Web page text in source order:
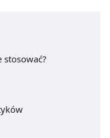
stosować?